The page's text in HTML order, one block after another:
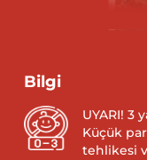
Bilgi
UYARI! 3
Küçük
tehlikesi